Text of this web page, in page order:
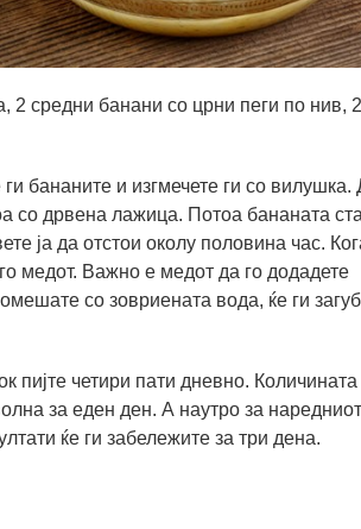
2 средни банани со црни пеги по нив,
бананите и изгмечете ги со вилушка.
со дрвена лажица. Потоа бананата
ја да отстои околу половина час.
медот. Важно е медот да го додадете
со зовриената вода, ќе ги
пијте четири пати дневно. Количината
за еден ден. А наутро за
ќе ги забележите за три дена.